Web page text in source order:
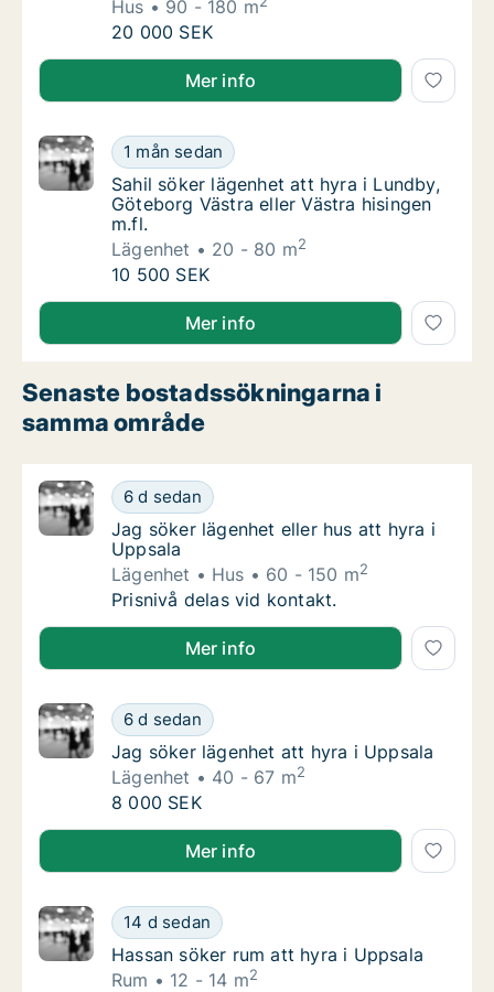
Hus 90 - 180 m
Carl söker hus att hyra i Svalöv,
20 000 SEK
Carl söker hus att hyra i Svalöv, Staffanstorp eller
Mer info
Sahil söker lägenhet att hyra i Lundby,
1 mån sedan
Sahil söker lägenhet att hyra i Lundby,
Sahil söker lägenhet att hyra i Lundby,
Göteborg Västra eller Västra hisingen
m.fl.
Lägenhet
20 - 80 m2
Sahil söker lägenhet att hyra i Lundby,
10 500 SEK
Sahil söker lägenhet att hyra i Lundby, Göteborg
Mer info
Senaste bostadssökningarna i
samma område
Jag söker lägenhet eller hus att hyra i
6 d sedan
Jag söker lägenhet eller hus att hyra i
Jag söker lägenhet eller hus att hyra i
Uppsala
Lägenhet
Hus 60 - 150 m2
Jag söker lägenhet eller hus att hyra i
Prisnivå delas vid kontakt.
Jag söker lägenhet eller hus att hyra i Uppsala
Mer info
Jag söker lägenhet att hyra i Uppsala
6 d sedan
Jag söker lägenhet att hyra i Uppsala
Jag söker lägenhet att hyra i Uppsala
Lägenhet
40 - 67 m2
Jag söker lägenhet att hyra i Uppsala
8 000 SEK
Jag söker lägenhet att hyra i Uppsala
Mer info
Hassan söker rum att hyra i Uppsala
14 d sedan
Hassan söker rum att hyra i Uppsala
Hassan söker rum att hyra i Uppsala
Rum
12 - 14 m2